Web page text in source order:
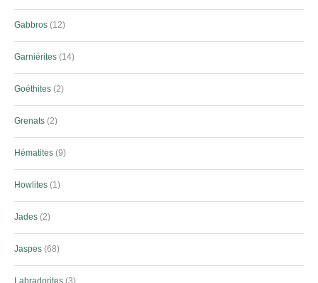
Gabbros 12
Garniérites 14
Goéthites 2
Grenats 2
Hématites 9
Howlites 1
Jades 2
Jaspes 68
Labradorites 3